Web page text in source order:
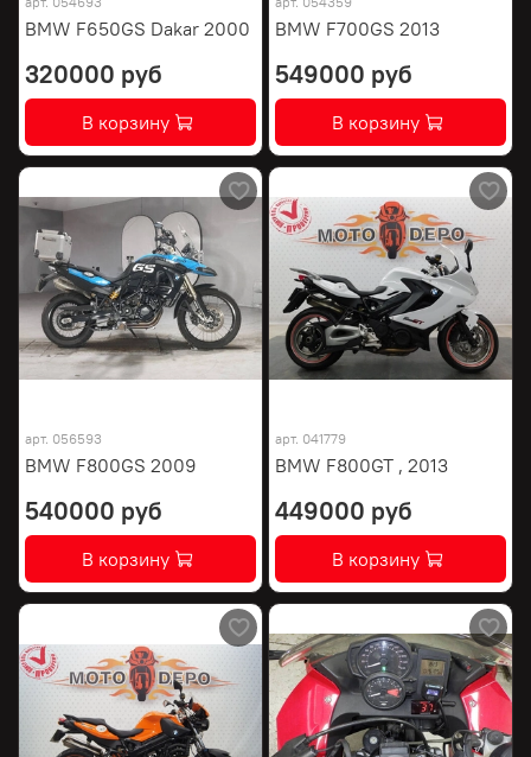
BMW F650GS Dakar 2000
320000 руб
В корзину
BMW F700GS 2013
549000 руб
В корзину
арт. 056593
BMW F800GS 2009
540000 руб
В корзину
арт. 041779
BMW F800GT , 2013
449000 руб
В корзину